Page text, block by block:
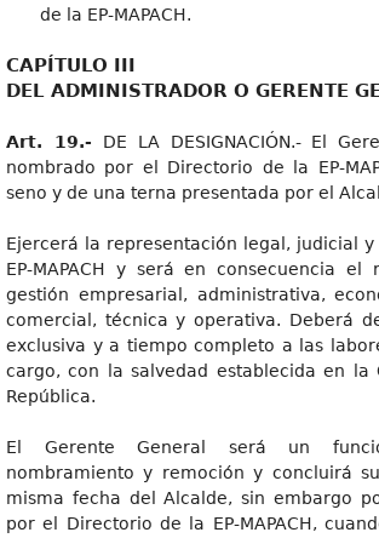
de la EP-MAPACH.
CAPÍTULO III
DEL ADMINISTRADOR O GERENTE
Art. 19.- DE LA DESIGNACIÓN.- El
nombrado por el Directorio de la EP-
seno y de una terna presentada por el
Ejercerá la representación legal, judicial
EP-MAPACH y será en consecuencia el
gestión empresarial, administrativa,
comercial, técnica y operativa. Deberá
exclusiva y a tiempo completo a las
cargo, con la salvedad establecida en la
República.
El Gerente General será un
nombramiento y remoción y concluirá
misma fecha del Alcalde, sin embargo
por el Directorio de la EP-MAPACH,